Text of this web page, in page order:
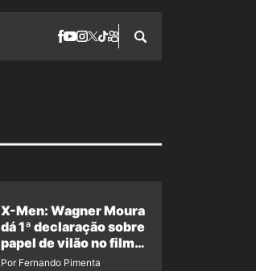
X-Men: Wagner Moura
dá 1ª declaração sobre
papel de vilão no filme
da Marvel
Por Fernando Pimenta